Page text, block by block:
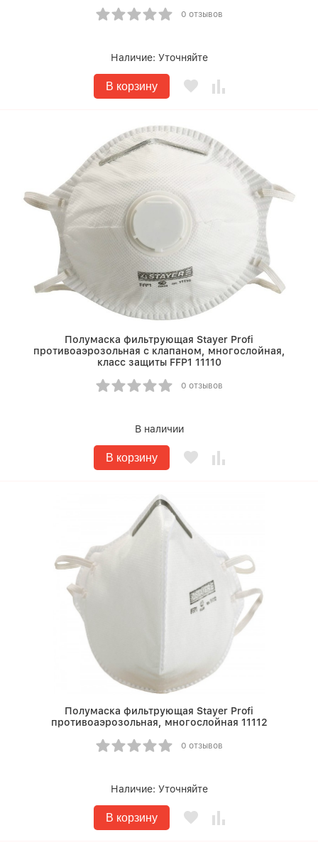
0 отзывов
Наличие: Уточняйте
В корзину
Полумаска фильтрующая Stayer Profi
противоаэрозольная с клапаном, многослойная,
класс защиты FFP1 11110
0 отзывов
В наличии
В корзину
Полумаска фильтрующая Stayer Profi
противоаэрозольная, многослойная 11112
0 отзывов
Наличие: Уточняйте
В корзину